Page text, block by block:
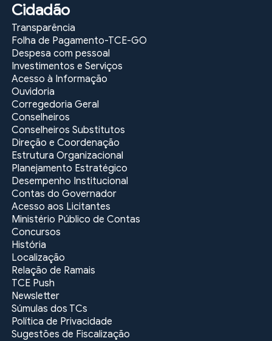
Público
brasileiro
link
Código
de
Organização
Judiciária
do
Estado
de
Goiás
link
link
Constituição
da
República
Federativa
do
Brasil
de
1988
link
link
link
Cidadão
Transparência
Folha de Pagamento-TCE-GO
Despesa com pessoal
Investimentos e Serviços
Acesso à Informação
Ouvidoria
Corregedoria Geral
Conselheiros
Conselheiros Substitutos
Direção e Coordenação
Estrutura Organizacional
Planejamento Estratégico
Desempenho Institucional
Contas do Governador
Acesso aos Licitantes
Ministério Público de Contas
Concursos
História
Localização
Relação de Ramais
TCE Push
Newsletter
Súmulas dos TCs
Política de Privacidade
Sugestões de Fiscalização